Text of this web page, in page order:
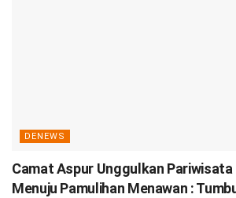
DENEWS
Camat Aspur Unggulkan Pariwisata
Menuju Pamulihan Menawan :